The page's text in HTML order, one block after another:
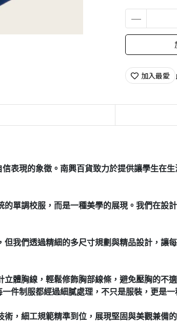
加入最愛
表現的象徵。南興百貨致力於提供讓學生在
單調校服，而是一種美學的展現。我們在設
我們透過精細的多尺寸規劃與精品設計，讓
體胸線，輕鬆修飾胸部線條，避免壓胸的不
件制服都經過細膩處理，不只是服裝，更是一
，細工規範精準到位，展現堅固與美觀兼備